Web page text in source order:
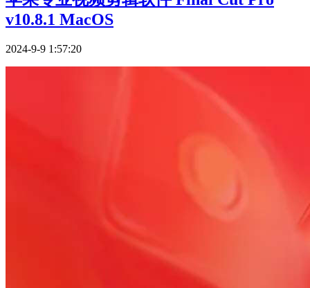
v10.8.1 MacOS
2024-9-9 1:57:20